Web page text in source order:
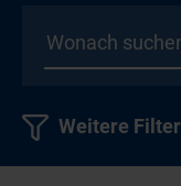
Weitere Filter